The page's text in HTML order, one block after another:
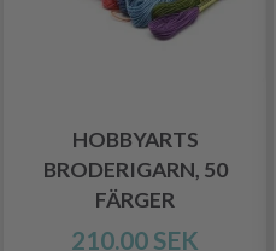
HOBBYARTS
BRODERIGARN, 50
FÄRGER
210.00 SEK